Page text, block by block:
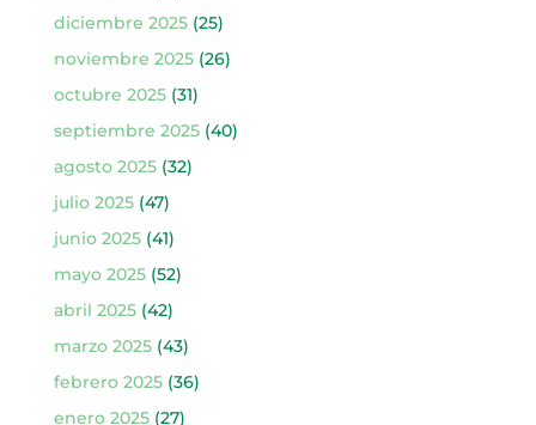
diciembre 2025(25)
noviembre 2025(26)
octubre 2025(31)
septiembre 2025(40)
agosto 2025(32)
julio 2025(47)
junio 2025(41)
mayo 2025(52)
abril 2025(42)
marzo 2025(43)
febrero 2025(36)
enero 2025(27)